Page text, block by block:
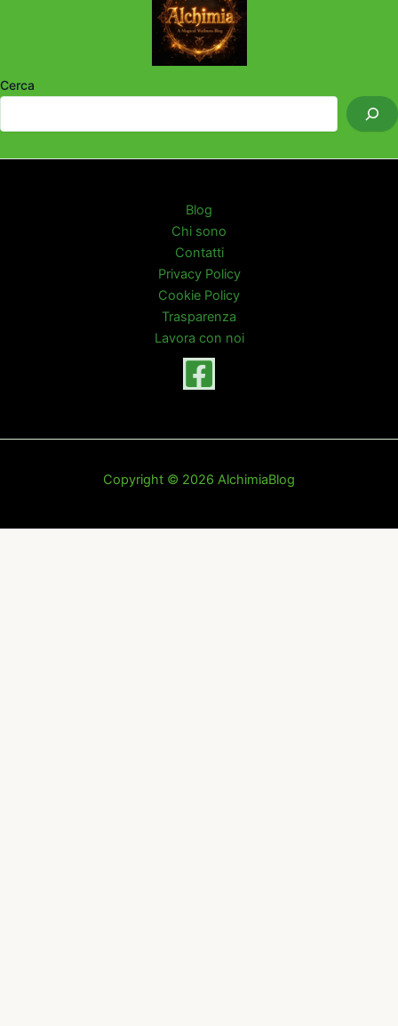
Cerca
Blog
Chi sono
Contatti
Privacy Policy
Cookie Policy
Trasparenza
Lavora con noi
Copyright © 2026 AlchimiaBlog